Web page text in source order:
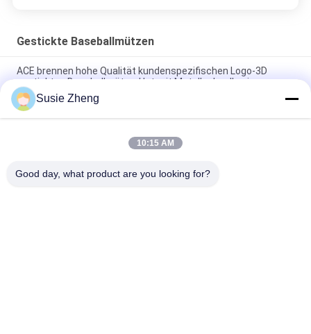
Gestickte Baseballmützen
ACE brennen hohe Qualität kundenspezifischen Logo-3D
gestickten Baseballmütze-Hut mit Metallschnalle ein
Platten-Baseballmütze-fester klassischer sechs Platten-
unstrukturierter Vati-Hut 100% des Polyester-6
Fernlastfahrer gebogene Platten-Vati-Kappe des Rand-sechs
Susie Zheng
10:15 AM
Good day, what product are you looking for?